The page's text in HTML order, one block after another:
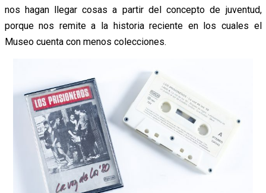
nos hagan llegar cosas a partir del concepto de juventud,
porque nos remite a la historia reciente en los cuales el
Museo cuenta con menos colecciones.